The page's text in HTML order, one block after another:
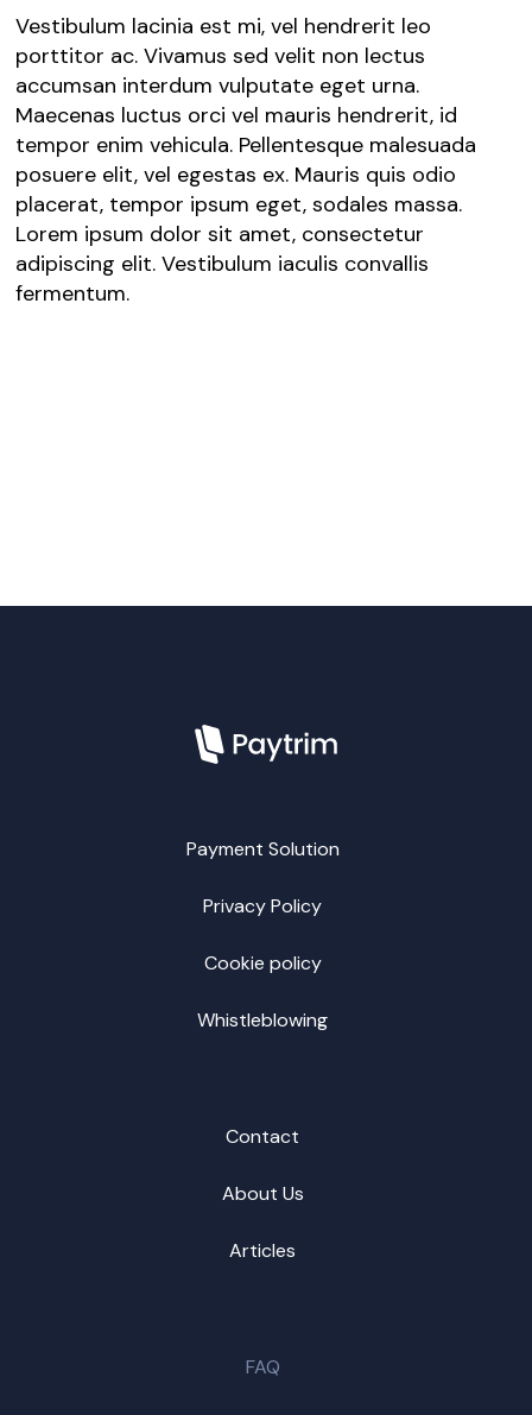
Vestibulum lacinia est mi, vel hendrerit leo
porttitor ac. Vivamus sed velit non lectus
accumsan interdum vulputate eget urna.
Maecenas luctus orci vel mauris hendrerit, id
tempor enim vehicula. Pellentesque malesuada
posuere elit, vel egestas ex. Mauris quis odio
placerat, tempor ipsum eget, sodales massa.
Lorem ipsum dolor sit amet, consectetur
adipiscing elit. Vestibulum iaculis convallis
fermentum.
Payment Solution
Privacy Policy
Cookie policy
Whistleblowing
Contact
About Us
Articles
FAQ